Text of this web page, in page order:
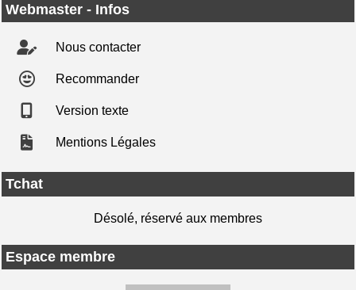
Webmaster - Infos
Nous contacter
Recommander
Version texte
Mentions Légales
Tchat
Désolé, réservé aux membres
Espace membre